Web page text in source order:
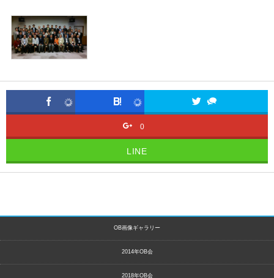
0
LINE
OB画像ギャラリー
2014年OB会
2018年OB会